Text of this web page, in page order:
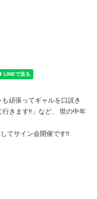
頑張ってギャルを口説き
きます!!」など、 世の中年
てサイン会開催です!!